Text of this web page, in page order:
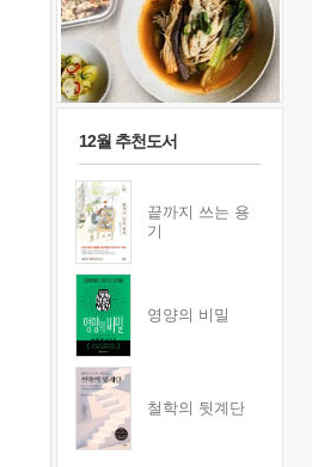
12월 추천도서
끝까지 쓰는 용
기
영양의 비밀
철학의 뒷계단